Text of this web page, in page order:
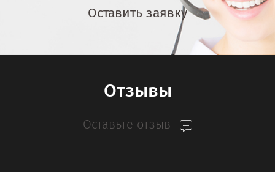
Оставить заявку
Отзывы
Оставьте отзыв